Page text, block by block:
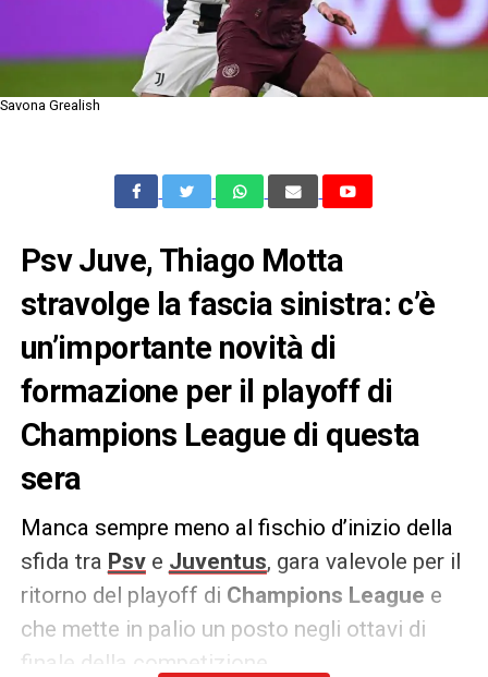
Savona Grealish
Psv Juve, Thiago Motta
stravolge la fascia sinistra: c’è
un’importante novità di
formazione per il playoff di
Champions League di questa
sera
Manca sempre meno al fischio d’inizio della
sfida tra Psve Juventus, gara valevole per il
ritorno del playoff di Champions League e
che mette in palio un posto negli ottavi di
finale della competizione.